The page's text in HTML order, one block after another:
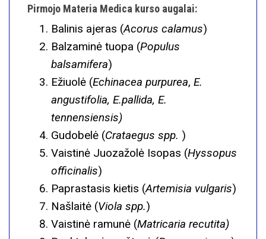
Pirmojo Materia Medica kurso augalai:
Balinis ajeras (Acorus calamus)
Balzaminė tuopa (Populus
balsamifera)
Ežiuolė (Echinacea purpurea, E.
angustifolia, E.pallida, E.
tennensiensis)
Gudobelė (Crataegus spp. )
Vaistinė Juozažolė Isopas (Hyssopus
officinalis)
Paprastasis kietis (Artemisia vulgaris)
Našlaitė (Viola spp.)
Vaistinė ramunė (Matricaria recutita)